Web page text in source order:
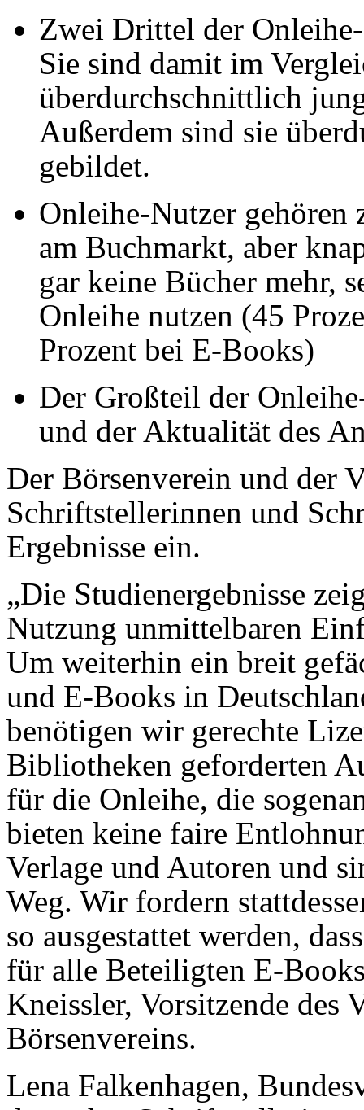
Zwei Drittel der
Sie sind damit im
überdurchschnittlich
Außerdem sind sie
gebildet.
Onleihe-Nutzer gehören
am Buchmarkt, aber
gar keine Bücher mehr,
Onleihe nutzen (45
Prozent bei E-Books)
Der Großteil der
und der Aktualität des
Der Börsenverein und der
Schriftstellerinnen und
Ergebnisse ein.
„Die Studienergebnisse
Nutzung unmittelbaren
Um weiterhin ein breit
und E-Books in
benötigen wir gerechte
Bibliotheken geforderten
für die Onleihe, die
bieten keine faire
Verlage und Autoren und
Weg. Wir fordern
so ausgestattet werden,
für alle Beteiligten E-
Kneissler, Vorsitzende des
Börsenvereins.
Lena Falkenhagen,